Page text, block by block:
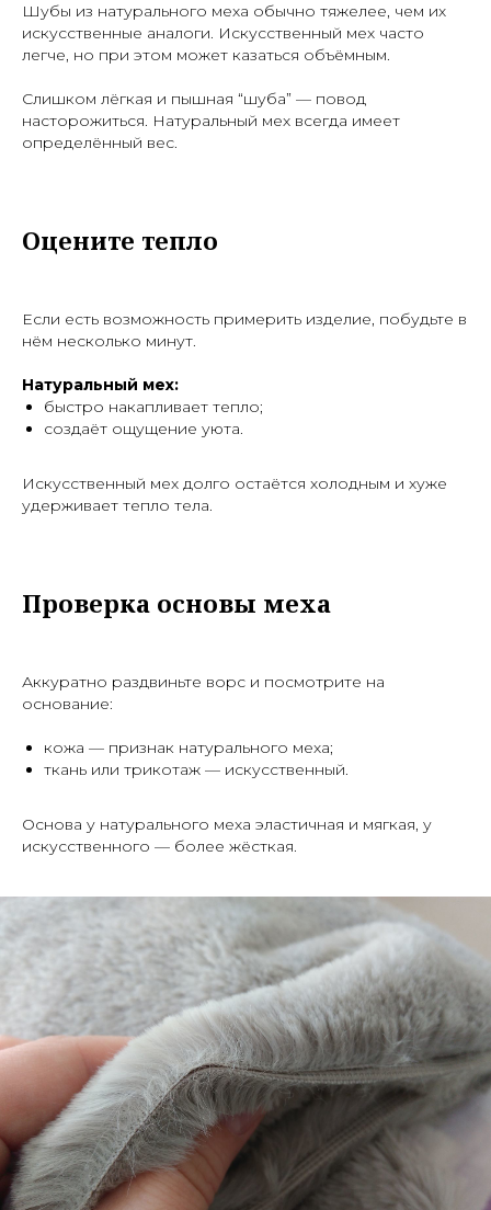
Шубы из натурального меха обычно тяжелее, чем их
искусственные аналоги. Искусственный мех часто
легче, но при этом может казаться объёмным.
Слишком лёгкая и пышная “шуба” — повод
насторожиться. Натуральный мех всегда имеет
определённый вес.
Оцените тепло
Если есть возможность примерить изделие, побудьте в
нём несколько минут.
Натуральный мех:
быстро накапливает тепло;
создаёт ощущение уюта.
Искусственный мех долго остаётся холодным и хуже
удерживает тепло тела.
Проверка основы меха
Аккуратно раздвиньте ворс и посмотрите на
основание:
кожа — признак натурального меха;
ткань или трикотаж — искусственный.
Основа у натурального меха эластичная и мягкая, у
искусственного — более жёсткая.